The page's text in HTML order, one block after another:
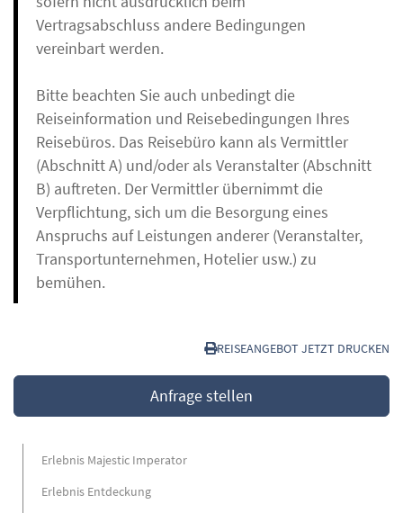
Vertragsabschluss andere Bedingungen
vereinbart werden.
Bitte beachten Sie auch unbedingt die
Reiseinformation und Reisebedingungen Ihres
Reisebüros. Das Reisebüro kann als Vermittler
(Abschnitt A) und/oder als Veranstalter (Abschnitt
B) auftreten. Der Vermittler übernimmt die
Verpflichtung, sich um die Besorgung eines
Anspruchs auf Leistungen anderer (Veranstalter,
Transportunternehmen, Hotelier usw.) zu
bemühen.
REISEANGEBOT JETZT DRUCKEN
Anfrage stellen
Erlebnis Majestic Imperator
Erlebnis Entdeckung